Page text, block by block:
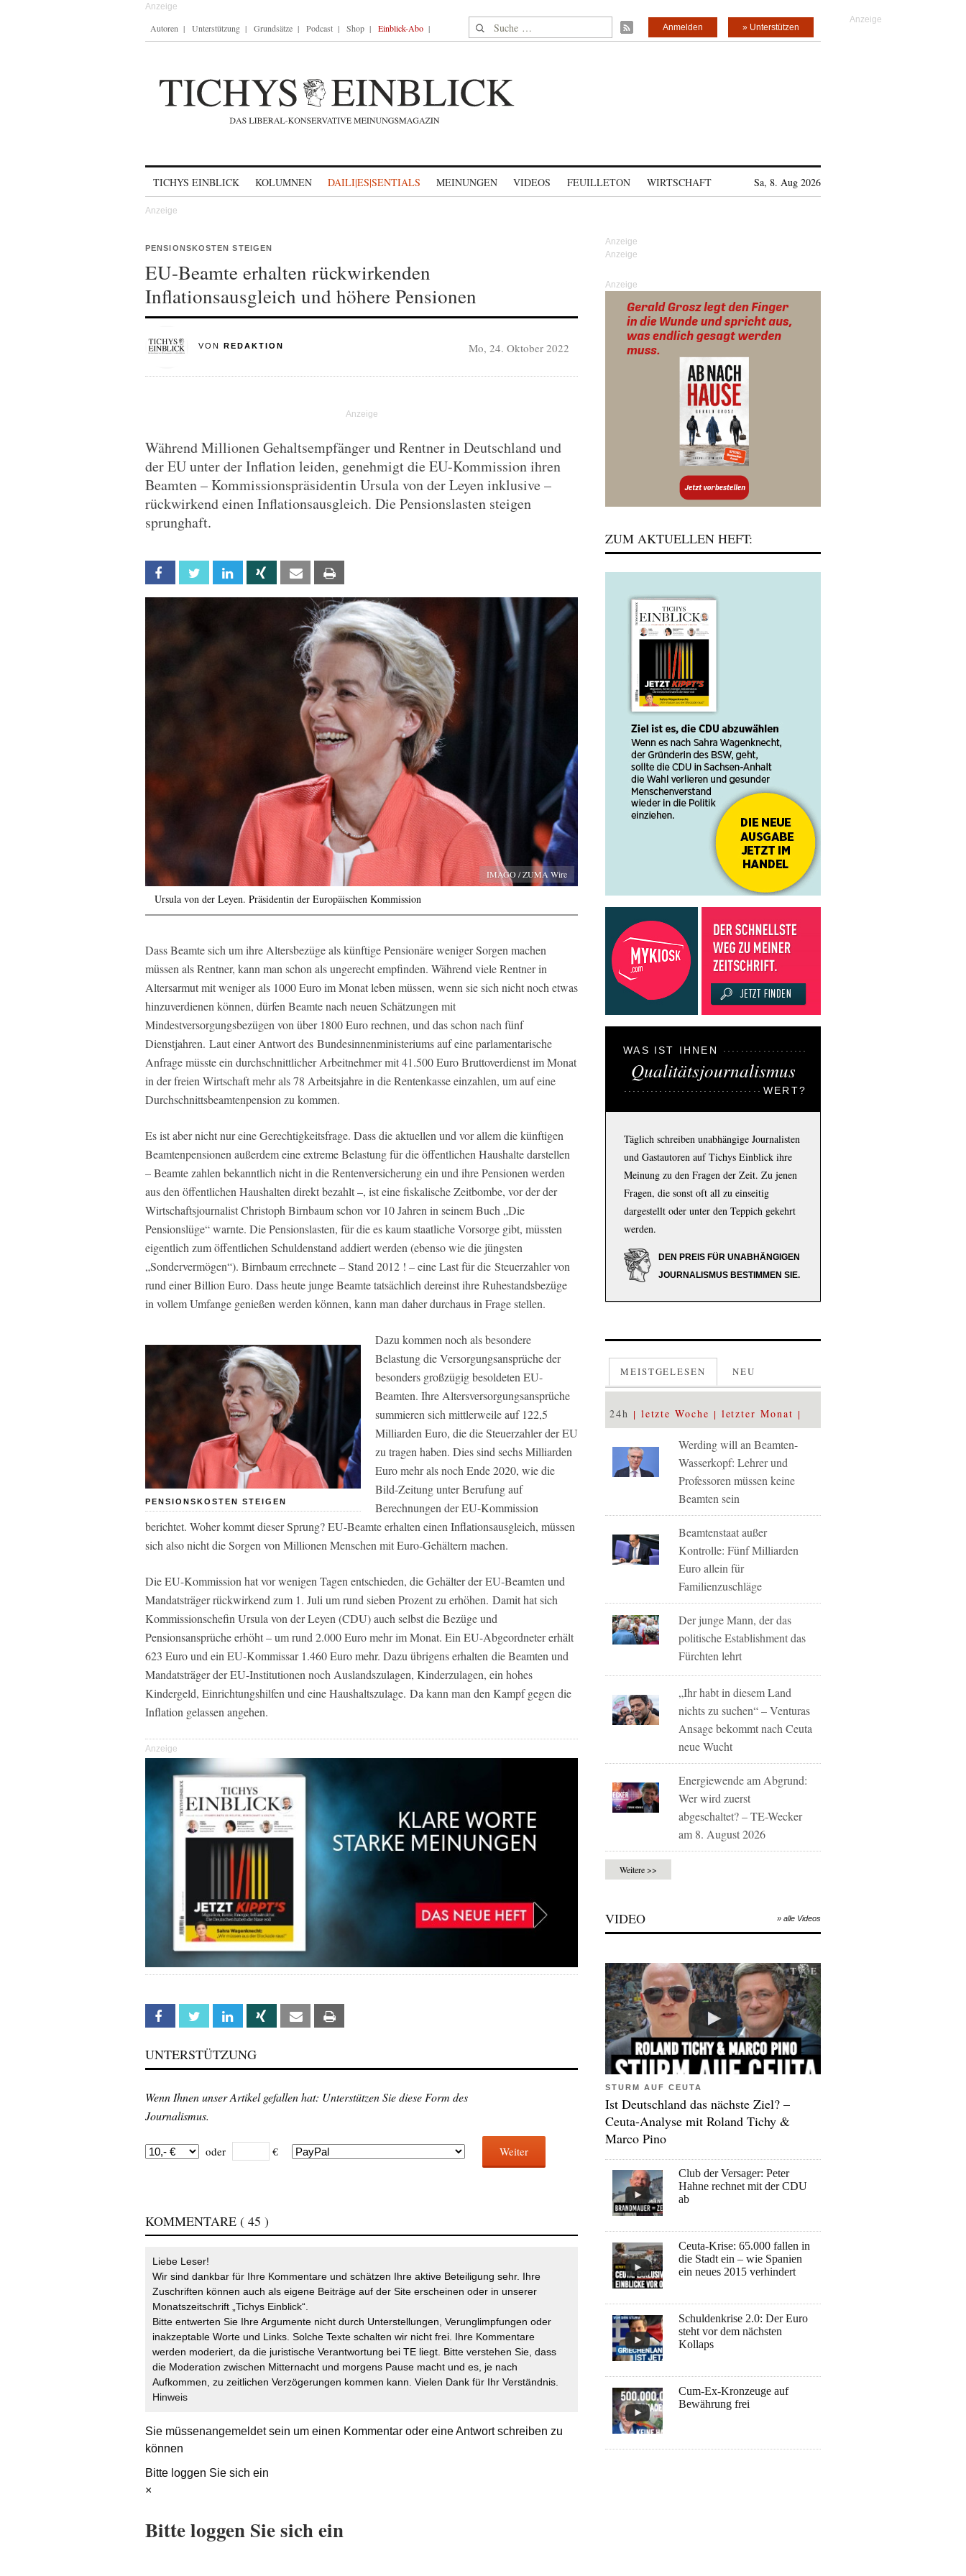
Autoren Unterstützung Grundsätze Podcast Shop Einblick-Abo Suche nach: » Unterstützen
Anmelden
TICHYS EINBLICK KOLUMNEN DAILI|ES|SENTIALS MEINUNGEN VIDEOS FEUILLETON WIRTSCHAFT Sa, 8. Aug 2026
PENSIONSKOSTEN STEIGEN
EU-Beamte erhalten rückwirkenden
Inflationsausgleich und höhere Pensionen
VON REDAKTION Mo, 24. Oktober 2022
Während Millionen Gehaltsempfänger und Rentner in Deutschland und
der EU unter der Inflation leiden, genehmigt die EU-Kommission ihren
Beamten – Kommissionspräsidentin Ursula von der Leyen inklusive –
rückwirkend einen Inflationsausgleich. Die Pensionslasten steigen
sprunghaft.
Facebook Twitter Linkedin Xing Email
IMAGO / ZUMA Wire
Ursula von der Leyen. Präsidentin der Europäischen Kommission
Dass Beamte sich um ihre Altersbezüge als künftige Pensionäre weniger Sorgen machen
müssen als Rentner, kann man schon als ungerecht empfinden. Während viele Rentner in
Altersarmut mit weniger als 1000 Euro im Monat leben müssen, wenn sie sich nicht noch etwas
hinzuverdienen können, dürfen Beamte nach neuen Schätzungen mit
Mindestversorgungsbezügen von über 1800 Euro rechnen, und das schon nach fünf
Dienstjahren. Laut einer Antwort des Bundesinnenministeriums auf eine parlamentarische
Anfrage müsste ein durchschnittlicher Arbeitnehmer mit 41.500 Euro Bruttoverdienst im Monat
in der freien Wirtschaft mehr als 78 Arbeitsjahre in die Rentenkasse einzahlen, um auf eine
Durchschnittsbeamtenpension zu kommen.
Es ist aber nicht nur eine Gerechtigkeitsfrage. Dass die aktuellen und vor allem die künftigen
Beamtenpensionen außerdem eine extreme Belastung für die öffentlichen Haushalte darstellen
– Beamte zahlen bekanntlich nicht in die Rentenversicherung ein und ihre Pensionen werden
aus den öffentlichen Haushalten direkt bezahlt –, ist eine fiskalische Zeitbombe, vor der der
Wirtschaftsjournalist Christoph Birnbaum schon vor 10 Jahren in seinem Buch „Die
Pensionslüge“ warnte. Die Pensionslasten, für die es kaum staatliche Vorsorge gibt, müssten
eigentlich zum öffentlichen Schuldenstand addiert werden (ebenso wie die jüngsten
„Sondervermögen“). Birnbaum errechnete – Stand 2012 ! – eine Last für die Steuerzahler von
rund einer Billion Euro. Dass heute junge Beamte tatsächlich dereinst ihre Ruhestandsbezüge
in vollem Umfange genießen werden können, kann man daher durchaus in Frage stellen.
PENSIONSKOSTEN STEIGEN
Dazu kommen noch als besondere
Belastung die Versorgungsansprüche der
besonders großzügig besoldeten EU-
Beamten. Ihre Altersversorgungsansprüche
summieren sich mittlerweile auf 122,5
Milliarden Euro, die die Steuerzahler der EU
zu tragen haben. Dies sind sechs Milliarden
Euro mehr als noch Ende 2020, wie die
Bild-Zeitung unter Berufung auf
Berechnungen der EU-Kommission
berichtet. Woher kommt dieser Sprung? EU-Beamte erhalten einen Inflationsausgleich, müssen
sich also nicht die Sorgen von Millionen Menschen mit Euro-Gehältern machen.
Die EU-Kommission hat vor wenigen Tagen entschieden, die Gehälter der EU-Beamten und
Mandatsträger rückwirkend zum 1. Juli um rund sieben Prozent zu erhöhen. Damit hat sich
Kommissionschefin Ursula von der Leyen (CDU) auch selbst die Bezüge und
Pensionsansprüche erhöht – um rund 2.000 Euro mehr im Monat. Ein EU-Abgeordneter erhält
623 Euro und ein EU-Kommissar 1.460 Euro mehr. Dazu übrigens erhalten die Beamten und
Mandatsträger der EU-Institutionen noch Auslandszulagen, Kinderzulagen, ein hohes
Kindergeld, Einrichtungshilfen und eine Haushaltszulage. Da kann man den Kampf gegen die
Inflation gelassen angehen.
Anzeige
Facebook Twitter Linkedin Xing Email
UNTERSTÜTZUNG
Wenn Ihnen unser Artikel gefallen hat: Unterstützen Sie diese Form des
Journalismus.
oder € Weiter
KOMMENTARE ( 45 )
Liebe Leser!
Wir sind dankbar für Ihre Kommentare und schätzen Ihre aktive Beteiligung sehr. Ihre
Zuschriften können auch als eigene Beiträge auf der Site erscheinen oder in unserer
Monatszeitschrift „Tichys Einblick“.
Bitte entwerten Sie Ihre Argumente nicht durch Unterstellungen, Verunglimpfungen oder
inakzeptable Worte und Links. Solche Texte schalten wir nicht frei. Ihre Kommentare
werden moderiert, da die juristische Verantwortung bei TE liegt. Bitte verstehen Sie, dass
die Moderation zwischen Mitternacht und morgens Pause macht und es, je nach
Aufkommen, zu zeitlichen Verzögerungen kommen kann. Vielen Dank für Ihr Verständnis.
Hinweis
Sie müssenangemeldetsein um einen Kommentar oder eine Antwort schreiben zu
können
Bitte loggen Sie sich ein
×
Bitte loggen Sie sich ein
Anzeige
ZUM AKTUELLEN HEFT:
WAS IST IHNEN
Qualitätsjournalismus
WERT?
Täglich schreiben unabhängige Journalisten
und Gastautoren auf Tichys Einblick ihre
Meinung zu den Fragen der Zeit. Zu jenen
Fragen, die sonst oft all zu einseitig
dargestellt oder unter den Teppich gekehrt
werden.
DEN PREIS FÜR UNABHÄNGIGEN
JOURNALISMUS BESTIMMEN SIE.
MEISTGELESEN NEU
24h letzte Woche letzter Monat
Werding will an Beamten-
Wasserkopf: Lehrer und
Professoren müssen keine
Beamten sein
Beamtenstaat außer
Kontrolle: Fünf Milliarden
Euro allein für
Familienzuschläge
Der junge Mann, der das
politische Establishment das
Fürchten lehrt
„Ihr habt in diesem Land
nichts zu suchen“ – Venturas
Ansage bekommt nach Ceuta
neue Wucht
Energiewende am Abgrund:
Wer wird zuerst
abgeschaltet? – TE-Wecker
am 8. August 2026
Weitere >>
VIDEO » alle Videos
STURM AUF CEUTA
Ist Deutschland das nächste Ziel? –
Ceuta-Analyse mit Roland Tichy &
Marco Pino
Club der Versager: Peter
Hahne rechnet mit der CDU
ab
Ceuta-Krise: 65.000 fallen in
die Stadt ein – wie Spanien
ein neues 2015 verhindert
Schuldenkrise 2.0: Der Euro
steht vor dem nächsten
Kollaps
Cum-Ex-Kronzeuge auf
Bewährung frei